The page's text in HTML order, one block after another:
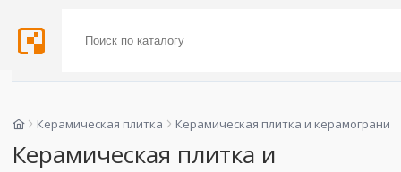
Керамическая плитка Керамическая плитка и керамогранит
Керамическая плитка и